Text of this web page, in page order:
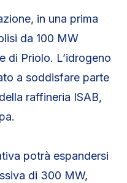
in una prima
da 100 MW
di Priolo. L’idrogeno
a soddisfare parte
raffineria ISAB,
potrà espandersi
di 300 MW,